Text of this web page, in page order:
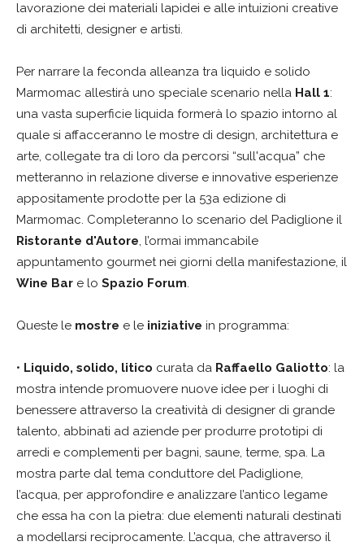
lavorazione dei materiali lapidei e alle intuizioni creative
di architetti, designer e artisti.
Per narrare la feconda alleanza tra liquido e solido
Marmomac allestirà uno speciale scenario nella Hall 1:
una vasta superficie liquida formerà lo spazio intorno al
quale si affacceranno le mostre di design, architettura e
arte, collegate tra di loro da percorsi “sull'acqua” che
metteranno in relazione diverse e innovative esperienze
appositamente prodotte per la 53a edizione di
Marmomac. Completeranno lo scenario del Padiglione il
Ristorante d'Autore, l’ormai immancabile
appuntamento gourmet nei giorni della manifestazione, il
Wine Bar e lo Spazio Forum.
Queste le mostre e le iniziative in programma:
• Liquido, solido, litico curata da Raffaello Galiotto: la
mostra intende promuovere nuove idee per i luoghi di
benessere attraverso la creatività di designer di grande
talento, abbinati ad aziende per produrre prototipi di
arredi e complementi per bagni, saune, terme, spa. La
mostra parte dal tema conduttore del Padiglione,
l’acqua, per approfondire e analizzare l’antico legame
che essa ha con la pietra: due elementi naturali destinati
a modellarsi reciprocamente. L’acqua, che attraverso il